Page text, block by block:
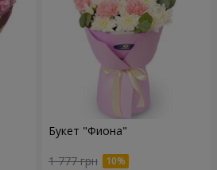
Букет "Фиона"
1 777 грн